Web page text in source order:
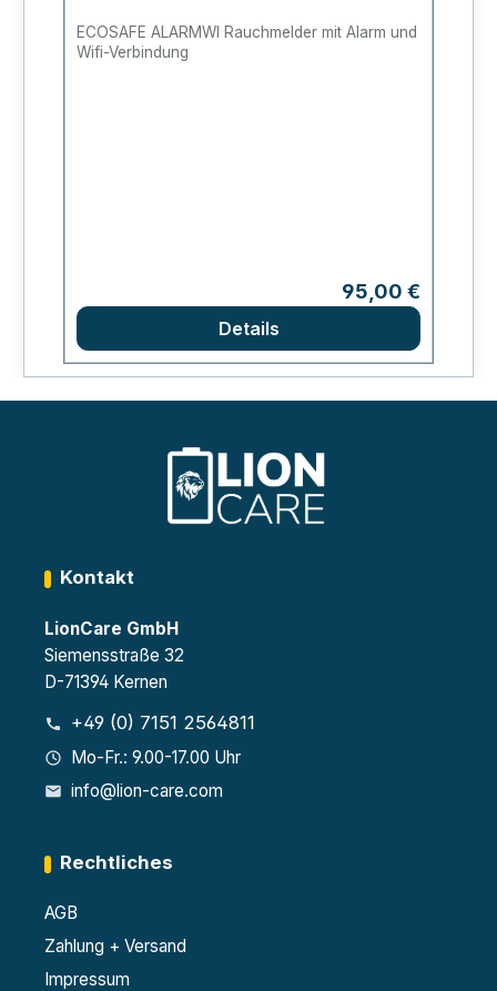
ECOSAFE ALARMWI Rauchmelder mit Alarm und
Wifi-Verbindung
Regulärer Preis:
95,00 €
Details
Kontakt
LionCare GmbH
Siemensstraße 32
D-71394 Kernen
+49 (0) 7151 2564811
Mo-Fr.: 9.00-17.00 Uhr
info@lion-care.com
Rechtliches
AGB
Zahlung + Versand
Impressum